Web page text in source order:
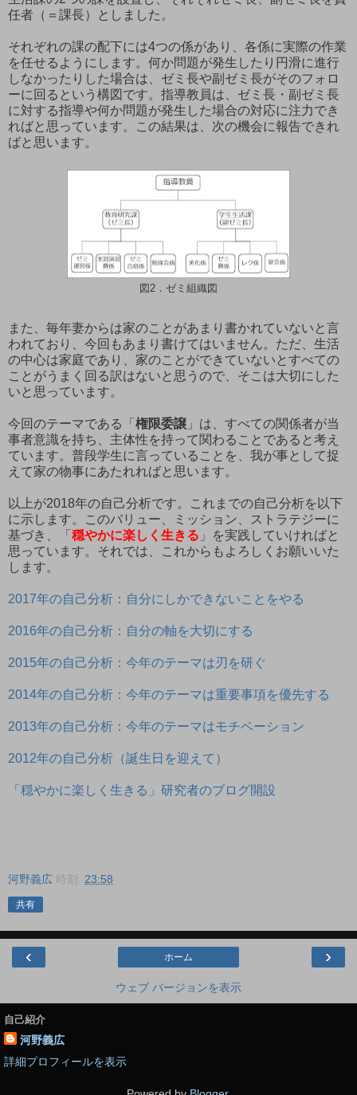
任者（＝課長）としました。
それぞれの課の配下には4つの係があり、各係に実際の作業
を任せるようにします。何か問題が発生したり円滑に進行
しなかったりした場合は、ゼミ長や副ゼミ長がそのフォロ
ーに回るという構図です。指導教員は、ゼミ長・副ゼミ長
に対する指導や何か問題が発生した場合の対応に注力でき
ればと思っています。この結果は、次の機会に報告できれ
ばと思います。
図2．ゼミ組織図
また、毎年妻からは家のことがあまり書かれていないと言
われており、今回もあまり書けてはいません。ただ、生活
の中心は家庭であり、家のことができていないとすべての
ことがうまく回る訳はないと思うので、そこは大切にした
いと思っています。
今回のテーマである「 権限委譲 」は、すべての関係者が当
事者意識を持ち、主体性を持って関わることであると考え
ています。普段学生に言っていることを、我が事として捉
えて家の物事にあたれればと思います。
以上が2018年の自己分析です。これまでの自己分析を以下
に示します。このバリュー、ミッション、ストラテジーに
基づき、「 穏やかに楽しく生きる 」を実践していければと
思っています。それでは、これからもよろしくお願いいた
します。
2017年の自己分析：自分にしかできないことをやる
2016年の自己分析：自分の軸を大切にする
2015年の自己分析：今年のテーマは刃を研ぐ
2014年の自己分析：今年のテーマは重要事項を優先する
2013年の自己分析：今年のテーマはモチベーション
2012年の自己分析（誕生日を迎えて）
「穏やかに楽しく生きる」研究者のブログ開設
河野義広 時刻: 23:58
共有
‹ ›
ホーム
ウェブ バージョンを表示
自己紹介
河野義広
詳細プロフィールを表示